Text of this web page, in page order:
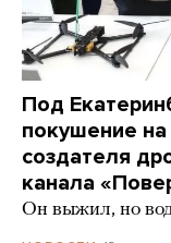
Под
покушение
создателя
канала
Он выжил, но